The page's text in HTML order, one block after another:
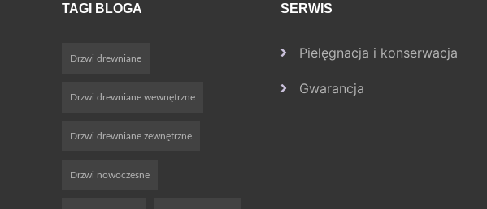
TAGI BLOGA
Drzwi drewniane
Drzwi drewniane wewnętrzne
Drzwi drewniane zewnętrzne
Drzwi nowoczesne
SERWIS
Pielęgnacja i konserwacja
Gwarancja